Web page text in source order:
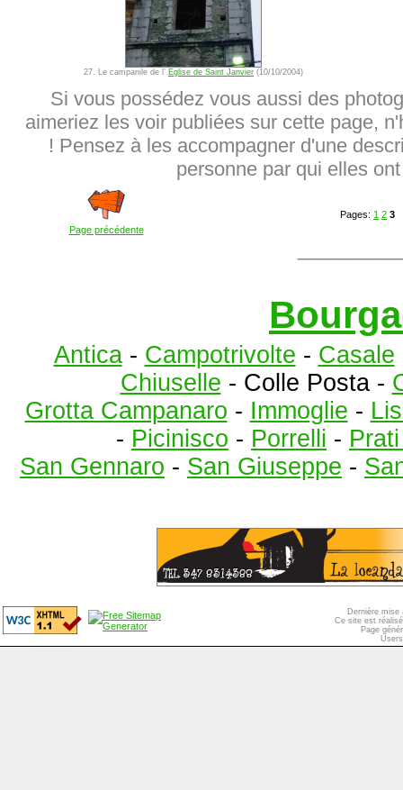
27. Le campanile de l' Eglise de Saint Janvier (10/10/2004)
Si vous possédez vous aussi des
aimeriez les voir publiées sur cette page,
! Pensez à les accompagner d'une
personne par qui elles
Page précédente
Pages: 1 2 3
Antica- Campotrivolte - Casale
Chiuselle - Colle Posta -
Grotta Campanaro - Immoglie -
- Picinisco - Porrelli -
San Gennaro - San Giuseppe -
Dernière mise
Ce site est
Page